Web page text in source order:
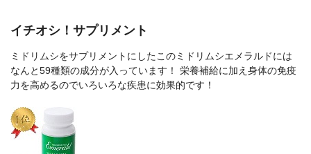
イチオシ！サプリメント
ミドリムシをサプリメントにしたこのミドリムシエメラルドには
なんと59種類の成分が入っています！ 栄養補給に加え身体の免疫
力を高めるのでいろいろな疾患に効果的です！